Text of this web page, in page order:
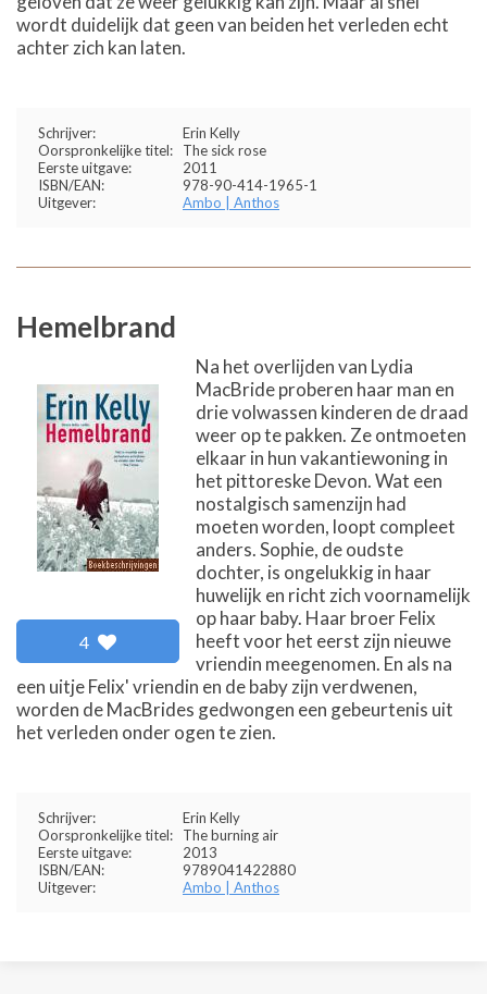
wordt duidelijk dat geen van beiden het verleden echt
achter zich kan laten.
Schrijver:
Erin Kelly
Oorspronkelijke titel:
The sick rose
Eerste uitgave:
2011
ISBN/EAN:
978-90-414-1965-1
Uitgever:
Ambo | Anthos
Hemelbrand
4
Na het overlijden van Lydia
MacBride proberen haar man en
drie volwassen kinderen de draad
weer op te pakken. Ze ontmoeten
elkaar in hun vakantiewoning in
het pittoreske Devon. Wat een
nostalgisch samenzijn had
moeten worden, loopt compleet
anders. Sophie, de oudste
dochter, is ongelukkig in haar
huwelijk en richt zich voornamelijk
op haar baby. Haar broer Felix
heeft voor het eerst zijn nieuwe
vriendin meegenomen. En als na
een uitje Felix' vriendin en de baby zijn verdwenen,
worden de MacBrides gedwongen een gebeurtenis uit
het verleden onder ogen te zien.
Schrijver:
Erin Kelly
Oorspronkelijke titel:
The burning air
Eerste uitgave:
2013
ISBN/EAN:
9789041422880
Uitgever:
Ambo | Anthos